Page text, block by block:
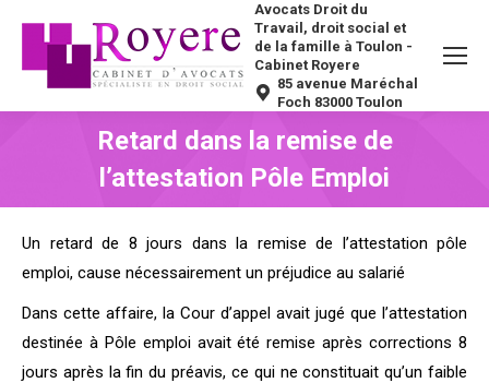
Avocats Droit du
Travail, droit social et
de la famille à Toulon -
Cabinet Royere
85 avenue Maréchal
Foch 83000 Toulon
Retard dans la remise de
l’attestation Pôle Emploi
Vous êtes ici :
Un retard de 8 jours dans la remise de l’attestation pôle
emploi, cause nécessairement un préjudice au salarié
Dans cette affaire, la Cour d’appel avait jugé que l’attestation
destinée à Pôle emploi avait été remise après corrections 8
jours après la fin du préavis, ce qui ne constituait qu’un faible